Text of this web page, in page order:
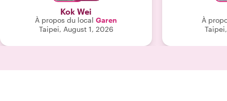
Kok Wei
À propos du local Garen
Taipei, August 1, 2026
glace pilée et
salées et sucrées. Nous
famille de 5
(15, 13 et 8
passé un
À